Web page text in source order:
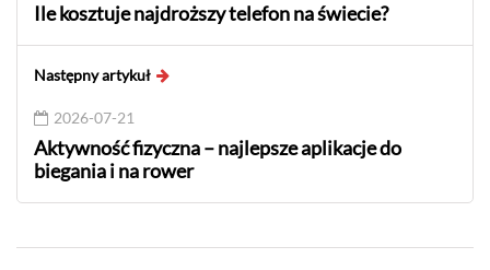
Ile kosztuje najdroższy telefon na świecie?
Następny artykuł
2026-07-21
Aktywność fizyczna – najlepsze aplikacje do
biegania i na rower